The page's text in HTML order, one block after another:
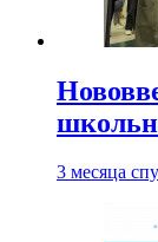
3 месяца